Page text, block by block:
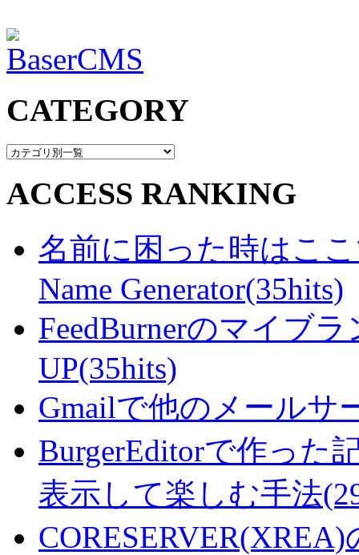
CATEGORY
ACCESS RANKING
名前に困った時はここ
Name Generator(35hits)
FeedBurnerのマイブ
UP(35hits)
Gmailで他のメールサ
BurgerEditorで作った
表示して楽しむ手法